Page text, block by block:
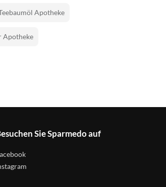
Apotheke
Apotheke
Sie Sparmedo auf